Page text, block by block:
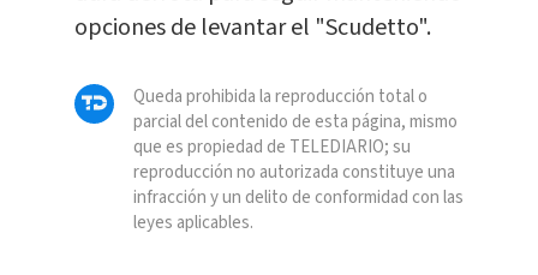
opciones de levantar el "Scudetto".
Queda prohibida la reproducción total o
parcial del contenido de esta página, mismo
que es propiedad de TELEDIARIO; su
reproducción no autorizada constituye una
infracción y un delito de conformidad con las
leyes aplicables.